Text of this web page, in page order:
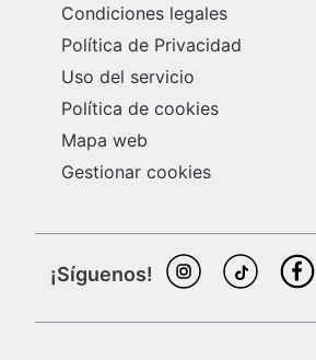
Condiciones legales
Política de Privacidad
Uso del servicio
Política de cookies
Mapa web
Gestionar cookies
¡Síguenos!